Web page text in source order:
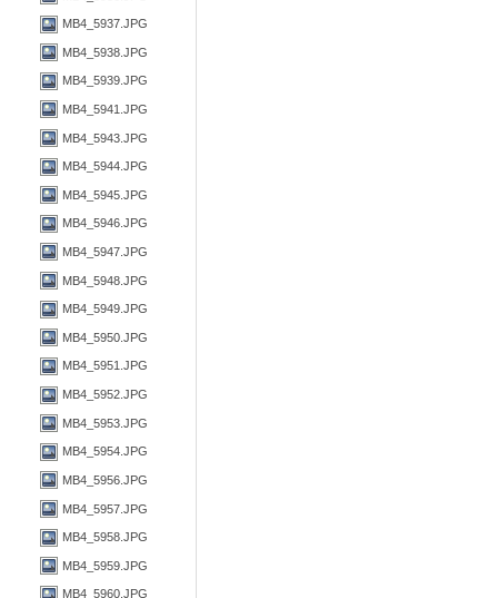
MB4_5937.JPG
MB4_5938.JPG
MB4_5939.JPG
MB4_5941.JPG
MB4_5943.JPG
MB4_5944.JPG
MB4_5945.JPG
MB4_5946.JPG
MB4_5947.JPG
MB4_5948.JPG
MB4_5949.JPG
MB4_5950.JPG
MB4_5951.JPG
MB4_5952.JPG
MB4_5953.JPG
MB4_5954.JPG
MB4_5956.JPG
MB4_5957.JPG
MB4_5958.JPG
MB4_5959.JPG
MB4_5960.JPG